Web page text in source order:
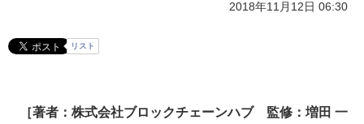
2018年11月12日 06:30
リスト
［著者：株式会社ブロックチェーンハブ 監修：増田 一